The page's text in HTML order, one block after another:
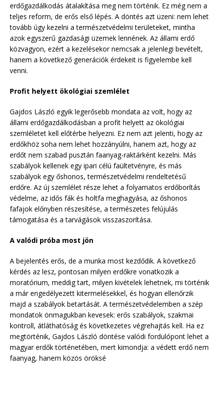
erdőgazdálkodás átalakítása meg nem történik. Ez még nem a
teljes reform, de erős első lépés. A döntés azt üzeni: nem lehet
tovább úgy kezelni a természetvédelmi területeket, mintha
azok egyszerű gazdasági üzemek lennének. Az állami erdő
közvagyon, ezért a kezelésekor nemcsak a jelenlegi bevételt,
hanem a következő generációk érdekeit is figyelembe kell
venni.
Profit helyett ökológiai szemlélet
Gajdos László egyik legerősebb mondata az volt, hogy az
állami erdőgazdálkodásban a profit helyett az ökológiai
szemléletet kell előtérbe helyezni. Ez nem azt jelenti, hogy az
erdőkhöz soha nem lehet hozzányúlni, hanem azt, hogy az
erdőt nem szabad pusztán faanyag-raktárként kezelni. Más
szabályok kellenek egy ipari célú faültetvényre, és más
szabályok egy őshonos, természetvédelmi rendeltetésű
erdőre. Az új szemlélet része lehet a folyamatos erdőborítás
védelme, az idős fák és holtfa meghagyása, az őshonos
fafajok előnyben részesítése, a természetes felújulás
támogatása és a tarvágások visszaszorítása.
A valódi próba most jön
A bejelentés erős, de a munka most kezdődik. A következő
kérdés az lesz, pontosan milyen erdőkre vonatkozik a
moratórium, meddig tart, milyen kivételek lehetnek, mi történik
a már engedélyezett kitermelésekkel, és hogyan ellenőrzik
majd a szabályok betartását. A természetvédelemben a szép
mondatok önmagukban kevesek: erős szabályok, szakmai
kontroll, átláthatóság és következetes végrehajtás kell. Ha ez
megtörténik, Gajdos László döntése valódi fordulópont lehet a
magyar erdők történetében, mert kimondja: a védett erdő nem
faanyag, hanem közös öröksé